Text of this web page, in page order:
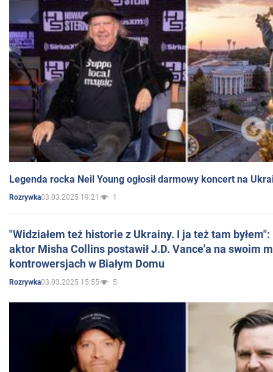
Legenda rocka Neil Young ogłosił darmowy koncert na
Rozrywka03.03.2025 19:21 1
"Widziałem też historie z Ukrainy. I ja też tam
aktor Misha Collins postawił J.D. Vance'a na swoim
kontrowersjach w Białym Domu
Rozrywka03.03.2025 15:55 5